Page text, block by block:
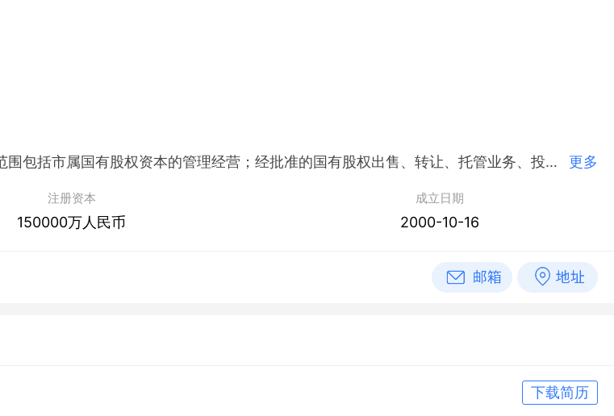
简介：楚雄市产业发展投资集团有限公司,2000年10月16日成立，经营范围包括市属国有股权资本的管理经营；经批准的国有股权出售、转让、托管业务、投资。（以上经营范围中涉及国家专项审批的，凭有效的《许可证》、《资质证》开展生产经营） 更多
注册资本
150000万人民币
成立日期
2000-10-16
下载简历